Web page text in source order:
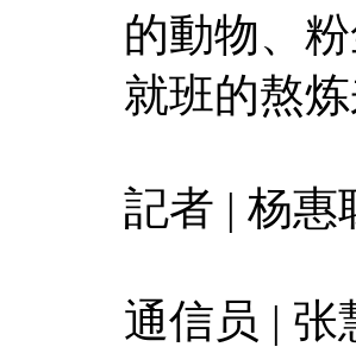
的動物、
就班的熬
記者 | 杨惠
通信员 | 张